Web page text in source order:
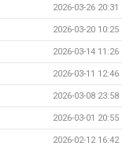
2026-03-26 20:31
2026-03-20 10:25
2026-03-14 11:26
2026-03-11 12:46
2026-03-08 23:58
2026-03-01 20:55
2026-02-12 16:42